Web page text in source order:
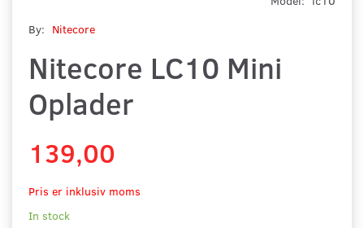
By: Nitecore
Nitecore LC10 Mini
Oplader
139,00
Pris er inklusiv moms
In stock